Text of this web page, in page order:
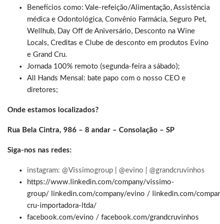
Benefícios como: Vale-refeição/Alimentação, Assistência
médica e Odontológica, Convênio Farmácia, Seguro Pet,
Wellhub, Day Off de Aniversário, Desconto na Wine
Locals, Creditas e Clube de desconto em produtos Evino
e Grand Cru.
Jornada 100% remoto (segunda-feira a sábado);
All Hands Mensal: bate papo com o nosso CEO e
diretores;
Onde estamos localizados?
Rua Bela Cintra, 986 – 8 andar – Consolação – SP
Siga-nos nas redes:
instagram: @Vissimogroup | @evino | @grandcruvinhos
https://www.linkedin.com/company/vissimo-
group/
linkedin.com/company/evino /
linkedin.com/
cru-importadora-ltda/
facebook.com/evino / facebook.com/grandcruvinhos